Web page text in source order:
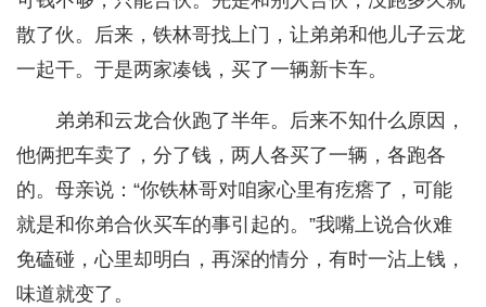
散了伙。后来，铁林哥找上门，让弟弟和他儿子云龙
一起干。于是两家凑钱，买了一辆新卡车。
弟弟和云龙合伙跑了半年。后来不知什么原因，
他俩把车卖了，分了钱，两人各买了一辆，各跑各
的。母亲说：“你铁林哥对咱家心里有疙瘩了，可能
就是和你弟合伙买车的事引起的。”我嘴上说合伙难
免磕碰，心里却明白，再深的情分，有时一沾上钱，
味道就变了。